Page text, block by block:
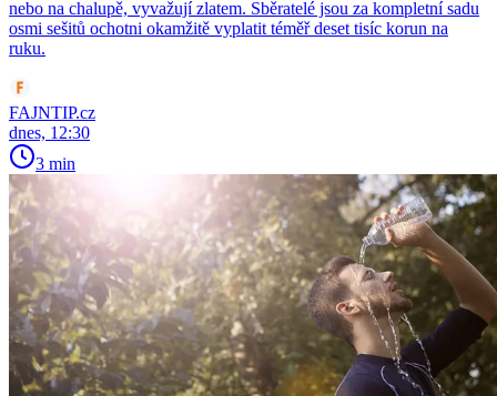
nebo na chalupě, vyvažují zlatem. Sběratelé jsou za kompletní sadu
osmi sešitů ochotni okamžitě vyplatit téměř deset tisíc korun na
ruku.
FAJNTIP.cz
dnes, 12:30
3 min